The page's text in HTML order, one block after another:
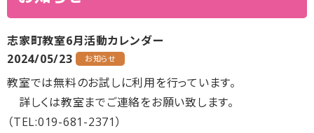
志家町教室6月活動カレンダー
2024/05/23
お知らせ
教室では無料のお試しに利用を行っています。
詳しくは教室までご連絡をお願い致します。
（TEL:019-681-2371）